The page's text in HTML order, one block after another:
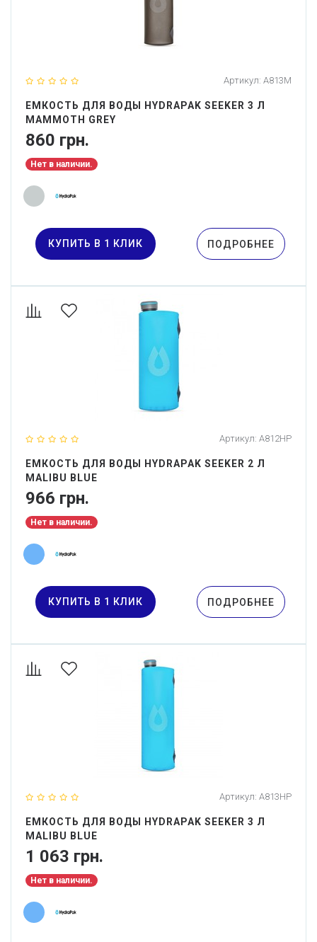
Артикул: A813M
ЕМКОСТЬ ДЛЯ ВОДЫ HYDRAPAK SEEKER 3 Л
MAMMOTH GREY
860 грн.
Нет в наличии.
КУПИТЬ В 1 КЛИК ПОДРОБНЕЕ
Артикул: A812HP
ЕМКОСТЬ ДЛЯ ВОДЫ HYDRAPAK SEEKER 2 Л
MALIBU BLUE
966 грн.
Нет в наличии.
КУПИТЬ В 1 КЛИК ПОДРОБНЕЕ
Артикул: A813HP
ЕМКОСТЬ ДЛЯ ВОДЫ HYDRAPAK SEEKER 3 Л
MALIBU BLUE
1 063 грн.
Нет в наличии.